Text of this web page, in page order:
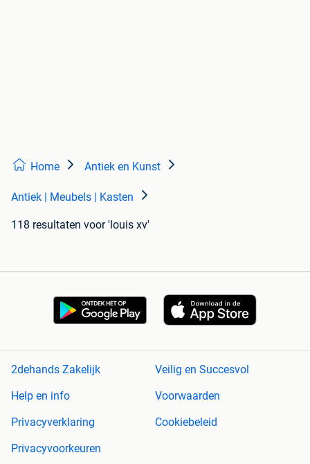
Home Antiek en Kunst
Antiek | Meubels | Kasten
118 resultaten voor 'louis xv'
2dehands Zakelijk
Veilig en Succesvol
Help en info
Voorwaarden
Privacyverklaring
Cookiebeleid
Privacyvoorkeuren